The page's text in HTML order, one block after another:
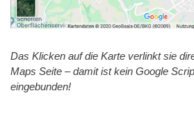
Das Klicken auf die Karte verlinkt sie
Maps Seite – damit ist kein Google
eingebunden!